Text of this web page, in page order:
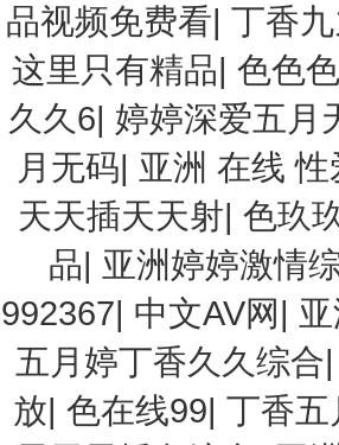
品视频免费看|丁香
这里只有精品|色色
久久6| 婷婷深爱五月
月无码| 亚洲 在线 性
天天插天天射| 色玖
品| 亚洲婷婷激情
992367| 中文AV网|
五月婷丁香久久综合|
放| 色在线99| 丁香